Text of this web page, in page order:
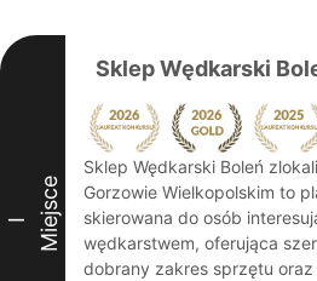
I Miejsce
Sklep Wędkarski
Sklep Wędkarski Boleń
Gorzowie Wielkopolskim to
skierowana do osób
wędkarstwem, oferująca
dobrany zakres sprzętu oraz